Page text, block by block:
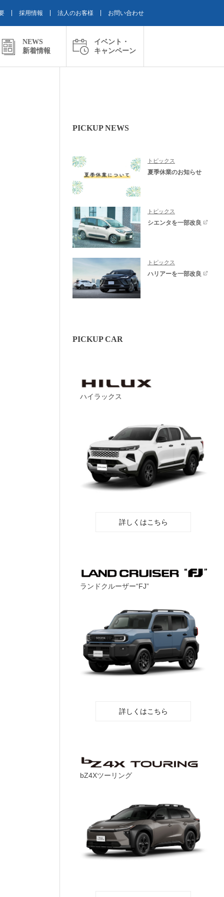
採用情報 法人のお客様 お問い合わせ
NEWS
新着情報
イベント・
キャンペーン
PICKUP NEWS
トピックス
夏季休業のお知らせ
トピックス
シエンタを一部改良
トピックス
ハリアーを一部改良
PICKUP CAR
ハイラックス
詳しくはこちら
ランドクルーザー“FJ”
詳しくはこちら
bZ4Xツーリング